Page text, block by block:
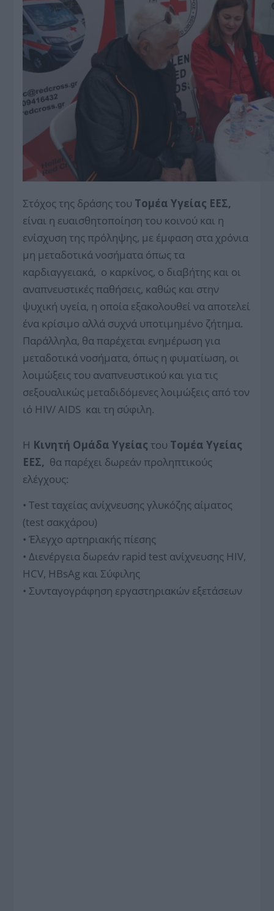
Στόχος της δράσης του Τομέα Υγείας ΕΕΣ,
είναι η ευαισθητοποίηση του κοινού και η
ενίσχυση της πρόληψης, με έμφαση στα χρόνια
μη μεταδοτικά νοσήματα όπως τα
καρδιαγγειακά, ο καρκίνος, ο διαβήτης και οι
αναπνευστικές παθήσεις, καθώς και στην
ψυχική υγεία, η οποία εξακολουθεί να αποτελεί
ένα κρίσιμο αλλά συχνά υποτιμημένο ζήτημα.
Παράλληλα, θα παρέχεται ενημέρωση για
μεταδοτικά νοσήματα, όπως η φυματίωση, οι
λοιμώξεις του αναπνευστικού και για τις
σεξουαλικώς μεταδιδόμενες λοιμώξεις από τον
ιό HIV/ AIDS και τη σύφιλη.
Η Κινητή Ομάδα Υγείας του Τομέα Υγείας
ΕΕΣ, θα παρέχει δωρεάν προληπτικούς
ελέγχους:
• Test ταχείας ανίχνευσης γλυκόζης αίματος
(test σακχάρου)
• Έλεγχο αρτηριακής πίεσης
•Διενέργεια δωρεάν rapid test ανίχνευσης HIV,
HCV, HBsAg και Σύφιλης
• Συνταγογράφηση εργαστηριακών εξετάσεων